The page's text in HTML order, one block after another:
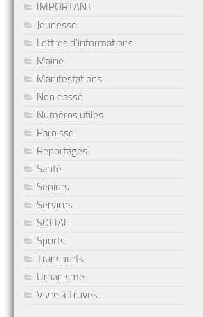
IMPORTANT
Jeunesse
Lettres d'informations
Mairie
Manifestations
Non classé
Numéros utiles
Paroisse
Reportages
Santé
Seniors
Services
SOCIAL
Sports
Transports
Urbanisme
Vivre à Truyes